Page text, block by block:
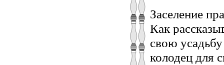
Заселение
Как
свою
колодец для